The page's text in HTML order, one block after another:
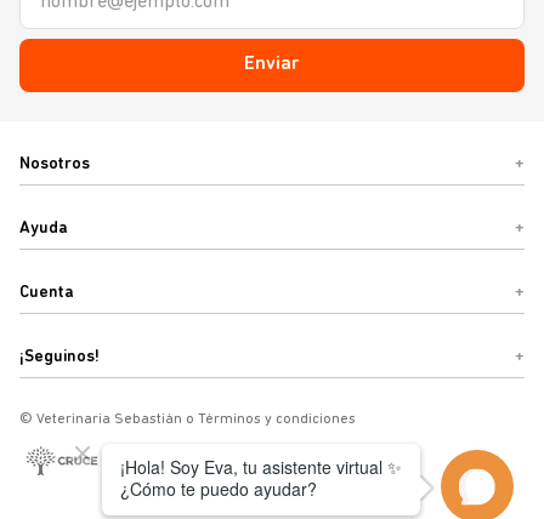
Enviar
Nosotros +
Ayuda +
Cuenta +
¡Seguinos! +
© Veterinaria Sebastián o Términos y condiciones